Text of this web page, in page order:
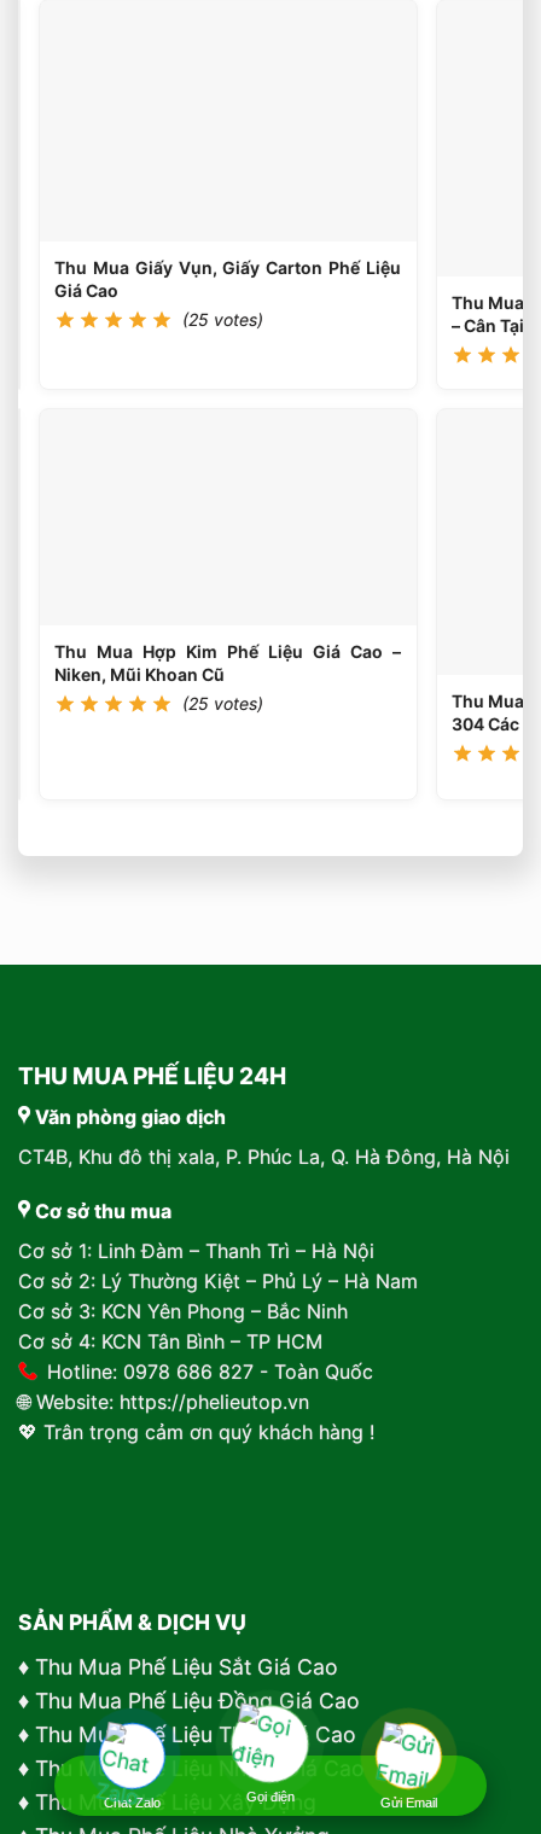
Mô
PE,
PET,
ABS
Thu Mua Giấy Vụn, Giấy Carton Phế Liệu
Giá Cao
(25 votes)
Thu Mua Hợp Kim Phế Liệu Giá Cao –
Niken, Mũi Khoan Cũ
(25 votes)
Thu Mua
– Cân Tại
Thu Mua
304 Các
THU MUA PHẾ LIỆU 24H
Văn phòng giao dịch
CT4B, Khu đô thị xala, P. Phúc La, Q. Hà Đông, Hà Nội
Cơ sở thu mua
Cơ sở 1: Linh Đàm – Thanh Trì – Hà Nội
Cơ sở 2: Lý Thường Kiệt – Phủ Lý – Hà Nam
Cơ sở 3: KCN Yên Phong – Bắc Ninh
Cơ sở 4: KCN Tân Bình – TP HCM
Hotline: 0978 686 827 - Toàn Quốc
🌐 Website: https://phelieutop.vn
💖 Trân trọng cảm ơn quý khách hàng !
SẢN PHẨM & DỊCH VỤ
♦ Thu Mua Phế Liệu Sắt Giá Cao
♦ Thu Mua Phế Liệu Đồng Giá Cao
♦ Thu Mua Phế Liệu Thép Giá Cao
♦ Thu Mua Phế Liệu Nhôm Giá Cao
♦ Thu Mua Phế Liệu Xây Dựng
Chat Zalo Gọi điện Gửi Email